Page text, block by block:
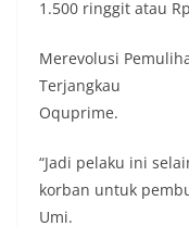
1.500 ringgit atau
Merevolusi
Terjangkau
Oquprime.
“Jadi pelaku ini
korban untuk
Umi.